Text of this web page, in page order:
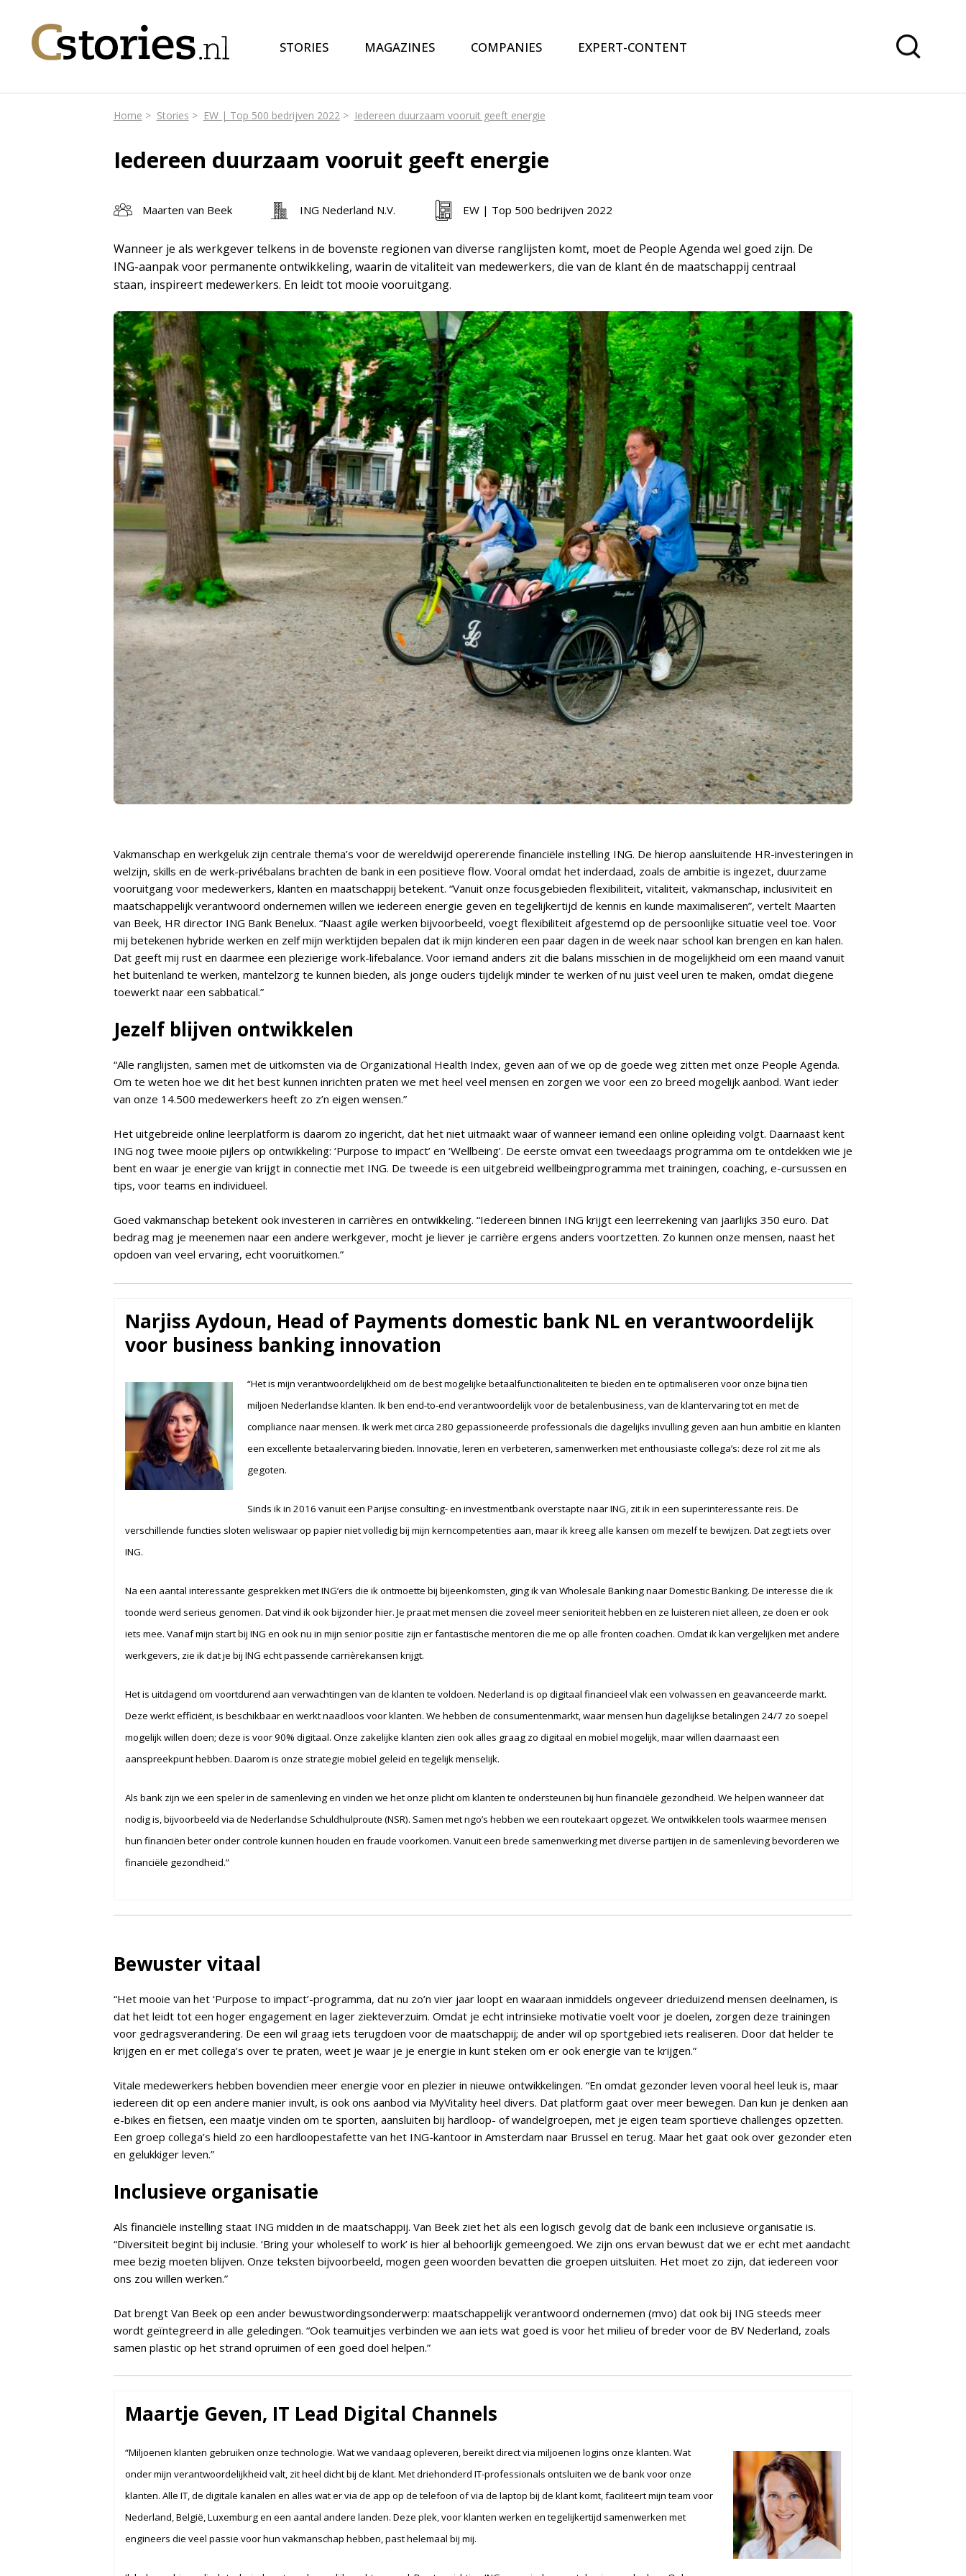
STORIES MAGAZINES COMPANIES EXPERT-CONTENT
Home Stories EW | Top 500 bedrijven 2022 Iedereen duurzaam vooruit geeft energie
Iedereen duurzaam vooruit geeft energie
Maarten van Beek ING Nederland N.V. EW | Top 500 bedrijven 2022
Wanneer je als werkgever telkens in de bovenste regionen van diverse ranglijsten komt, moet de People Agenda wel goed zijn. De
ING-aanpak voor permanente ontwikkeling, waarin de vitaliteit van medewerkers, die van de klant én de maatschappij centraal
staan, inspireert medewerkers. En leidt tot mooie vooruitgang.
Vakmanschap en werkgeluk zijn centrale thema’s voor de wereldwijd opererende financiële instelling ING. De hierop aansluitende HR-investeringen in
welzijn, skills en de werk-privébalans brachten de bank in een positieve flow. Vooral omdat het inderdaad, zoals de ambitie is ingezet, duurzame
vooruitgang voor medewerkers, klanten en maatschappij betekent. “Vanuit onze focusgebieden flexibiliteit, vitaliteit, vakmanschap, inclusiviteit en
maatschappelijk verantwoord ondernemen willen we iedereen energie geven en tegelijkertijd de kennis en kunde maximaliseren”, vertelt Maarten
van Beek, HR director ING Bank Benelux. “Naast agile werken bijvoorbeeld, voegt flexibiliteit afgestemd op de persoonlijke situatie veel toe. Voor
mij betekenen hybride werken en zelf mijn werktijden bepalen dat ik mijn kinderen een paar dagen in de week naar school kan brengen en kan halen.
Dat geeft mij rust en daarmee een plezierige work-lifebalance. Voor iemand anders zit die balans misschien in de mogelijkheid om een maand vanuit
het buitenland te werken, mantelzorg te kunnen bieden, als jonge ouders tijdelijk minder te werken of nu juist veel uren te maken, omdat diegene
toewerkt naar een sabbatical.”
Jezelf blijven ontwikkelen
“Alle ranglijsten, samen met de uitkomsten via de Organizational Health Index, geven aan of we op de goede weg zitten met onze People Agenda.
Om te weten hoe we dit het best kunnen inrichten praten we met heel veel mensen en zorgen we voor een zo breed mogelijk aanbod. Want ieder
van onze 14.500 medewerkers heeft zo z’n eigen wensen.”
Het uitgebreide online leerplatform is daarom zo ingericht, dat het niet uitmaakt waar of wanneer iemand een online opleiding volgt. Daarnaast kent
ING nog twee mooie pijlers op ontwikkeling: ‘Purpose to impact’ en ‘Wellbeing’. De eerste omvat een tweedaags programma om te ontdekken wie je
bent en waar je energie van krijgt in connectie met ING. De tweede is een uitgebreid wellbeingprogramma met trainingen, coaching, e-cursussen en
tips, voor teams en individueel.
Goed vakmanschap betekent ook investeren in carrières en ontwikkeling. “Iedereen binnen ING krijgt een leerrekening van jaarlijks 350 euro. Dat
bedrag mag je meenemen naar een andere werkgever, mocht je liever je carrière ergens anders voortzetten. Zo kunnen onze mensen, naast het
opdoen van veel ervaring, echt vooruitkomen.”
Narjiss Aydoun, Head of Payments domestic bank NL en verantwoordelijk
voor business banking innovation
“Het is mijn verantwoordelijkheid om de best mogelijke betaalfunctionaliteiten te bieden en te optimaliseren voor onze bijna tien
miljoen Nederlandse klanten. Ik ben end-to-end verantwoordelijk voor de betalenbusiness, van de klantervaring tot en met de
compliance naar mensen. Ik werk met circa 280 gepassioneerde professionals die dagelijks invulling geven aan hun ambitie en klanten
een excellente betaalervaring bieden. Innovatie, leren en verbeteren, samenwerken met enthousiaste collega’s: deze rol zit me als
gegoten.
Sinds ik in 2016 vanuit een Parijse consulting- en investmentbank overstapte naar ING, zit ik in een superinteressante reis. De
verschillende functies sloten weliswaar op papier niet volledig bij mijn kerncompetenties aan, maar ik kreeg alle kansen om mezelf te bewijzen. Dat zegt iets over
ING.
Na een aantal interessante gesprekken met ING’ers die ik ontmoette bij bijeenkomsten, ging ik van Wholesale Banking naar Domestic Banking. De interesse die ik
toonde werd serieus genomen. Dat vind ik ook bijzonder hier. Je praat met mensen die zoveel meer senioriteit hebben en ze luisteren niet alleen, ze doen er ook
iets mee. Vanaf mijn start bij ING en ook nu in mijn senior positie zijn er fantastische mentoren die me op alle fronten coachen. Omdat ik kan vergelijken met andere
werkgevers, zie ik dat je bij ING echt passende carrièrekansen krijgt.
Het is uitdagend om voortdurend aan verwachtingen van de klanten te voldoen. Nederland is op digitaal financieel vlak een volwassen en geavanceerde markt.
Deze werkt efficiënt, is beschikbaar en werkt naadloos voor klanten. We hebben de consumentenmarkt, waar mensen hun dagelijkse betalingen 24/7 zo soepel
mogelijk willen doen; deze is voor 90% digitaal. Onze zakelijke klanten zien ook alles graag zo digitaal en mobiel mogelijk, maar willen daarnaast een
aanspreekpunt hebben. Daarom is onze strategie mobiel geleid en tegelijk menselijk.
Als bank zijn we een speler in de samenleving en vinden we het onze plicht om klanten te ondersteunen bij hun financiële gezondheid. We helpen wanneer dat
nodig is, bijvoorbeeld via de Nederlandse Schuldhulproute (NSR). Samen met ngo’s hebben we een routekaart opgezet. We ontwikkelen tools waarmee mensen
hun financiën beter onder controle kunnen houden en fraude voorkomen. Vanuit een brede samenwerking met diverse partijen in de samenleving bevorderen we
financiële gezondheid.”
Bewuster vitaal
“Het mooie van het ‘Purpose to impact’-programma, dat nu zo’n vier jaar loopt en waaraan inmiddels ongeveer drieduizend mensen deelnamen, is
dat het leidt tot een hoger engagement en lager ziekteverzuim. Omdat je echt intrinsieke motivatie voelt voor je doelen, zorgen deze trainingen
voor gedragsverandering. De een wil graag iets terugdoen voor de maatschappij; de ander wil op sportgebied iets realiseren. Door dat helder te
krijgen en er met collega’s over te praten, weet je waar je je energie in kunt steken om er ook energie van te krijgen.”
Vitale medewerkers hebben bovendien meer energie voor en plezier in nieuwe ontwikkelingen. “En omdat gezonder leven vooral heel leuk is, maar
iedereen dit op een andere manier invult, is ook ons aanbod via MyVitality heel divers. Dat platform gaat over meer bewegen. Dan kun je denken aan
e-bikes en fietsen, een maatje vinden om te sporten, aansluiten bij hardloop- of wandelgroepen, met je eigen team sportieve challenges opzetten.
Een groep collega’s hield zo een hardloopestafette van het ING-kantoor in Amsterdam naar Brussel en terug. Maar het gaat ook over gezonder eten
en gelukkiger leven.”
Inclusieve organisatie
Als financiële instelling staat ING midden in de maatschappij. Van Beek ziet het als een logisch gevolg dat de bank een inclusieve organisatie is.
“Diversiteit begint bij inclusie. ‘Bring your wholeself to work’ is hier al behoorlijk gemeengoed. We zijn ons ervan bewust dat we er echt met aandacht
mee bezig moeten blijven. Onze teksten bijvoorbeeld, mogen geen woorden bevatten die groepen uitsluiten. Het moet zo zijn, dat iedereen voor
ons zou willen werken.”
Dat brengt Van Beek op een ander bewustwordingsonderwerp: maatschappelijk verantwoord ondernemen (mvo) dat ook bij ING steeds meer
wordt geïntegreerd in alle geledingen. “Ook teamuitjes verbinden we aan iets wat goed is voor het milieu of breder voor de BV Nederland, zoals
samen plastic op het strand opruimen of een goed doel helpen.”
Maartje Geven, IT Lead Digital Channels
“Miljoenen klanten gebruiken onze technologie. Wat we vandaag opleveren, bereikt direct via miljoenen logins onze klanten. Wat
onder mijn verantwoordelijkheid valt, zit heel dicht bij de klant. Met driehonderd IT-professionals ontsluiten we de bank voor onze
klanten. Alle IT, de digitale kanalen en alles wat er via de app op de telefoon of via de laptop bij de klant komt, faciliteert mijn team voor
Nederland, België, Luxemburg en een aantal andere landen. Deze plek, voor klanten werken en tegelijkertijd samenwerken met
engineers die veel passie voor hun vakmanschap hebben, past helemaal bij mij.